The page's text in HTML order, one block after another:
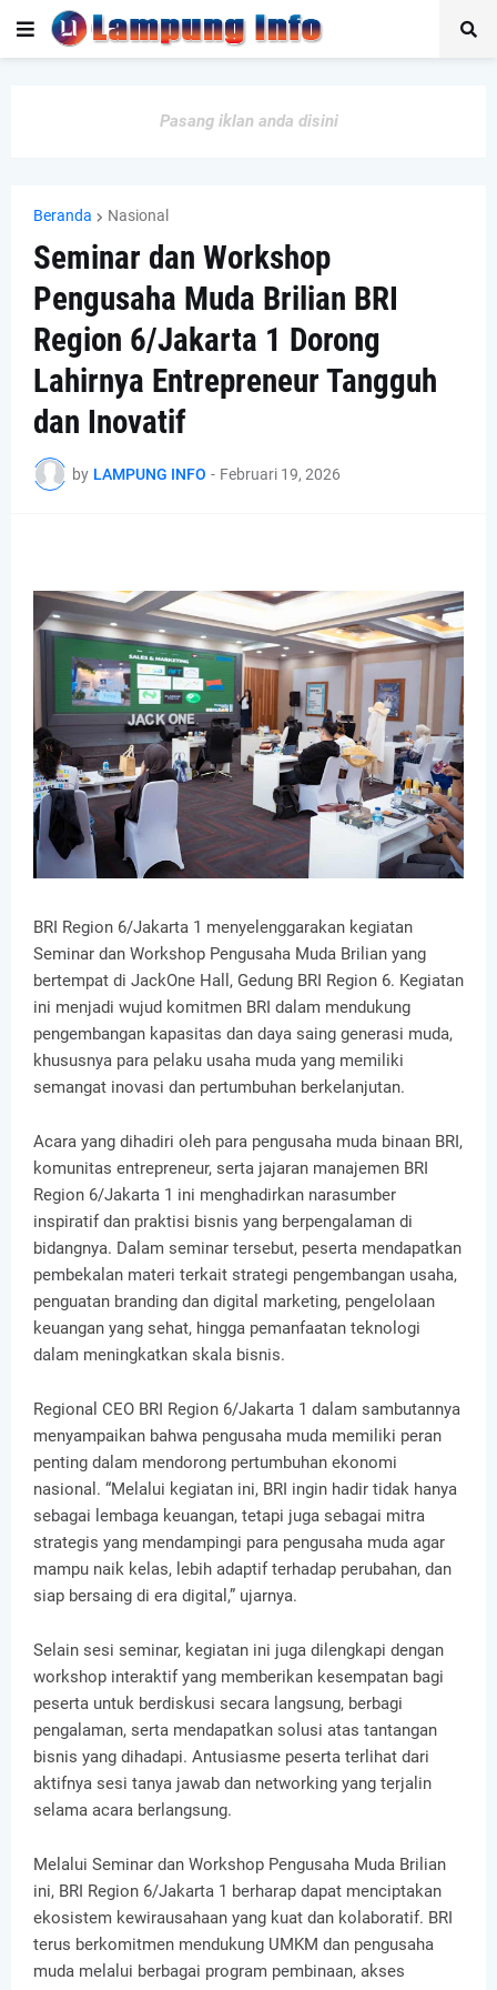
Pasang iklan anda disini
Beranda Nasional
Seminar dan Workshop
Pengusaha Muda Brilian BRI
Region 6/Jakarta 1 Dorong
Lahirnya Entrepreneur Tangguh
dan Inovatif
by LAMPUNG INFO - Februari 19, 2026
BRI Region 6/Jakarta 1 menyelenggarakan kegiatan
Seminar dan Workshop Pengusaha Muda Brilian yang
bertempat di JackOne Hall, Gedung BRI Region 6. Kegiatan
ini menjadi wujud komitmen BRI dalam mendukung
pengembangan kapasitas dan daya saing generasi muda,
khususnya para pelaku usaha muda yang memiliki
semangat inovasi dan pertumbuhan berkelanjutan.
Acara yang dihadiri oleh para pengusaha muda binaan BRI,
komunitas entrepreneur, serta jajaran manajemen BRI
Region 6/Jakarta 1 ini menghadirkan narasumber
inspiratif dan praktisi bisnis yang berpengalaman di
bidangnya. Dalam seminar tersebut, peserta mendapatkan
pembekalan materi terkait strategi pengembangan usaha,
penguatan branding dan digital marketing, pengelolaan
keuangan yang sehat, hingga pemanfaatan teknologi
dalam meningkatkan skala bisnis.
Regional CEO BRI Region 6/Jakarta 1 dalam sambutannya
menyampaikan bahwa pengusaha muda memiliki peran
penting dalam mendorong pertumbuhan ekonomi
nasional. “Melalui kegiatan ini, BRI ingin hadir tidak hanya
sebagai lembaga keuangan, tetapi juga sebagai mitra
strategis yang mendampingi para pengusaha muda agar
mampu naik kelas, lebih adaptif terhadap perubahan, dan
siap bersaing di era digital,” ujarnya.
Selain sesi seminar, kegiatan ini juga dilengkapi dengan
workshop interaktif yang memberikan kesempatan bagi
peserta untuk berdiskusi secara langsung, berbagi
pengalaman, serta mendapatkan solusi atas tantangan
bisnis yang dihadapi. Antusiasme peserta terlihat dari
aktifnya sesi tanya jawab dan networking yang terjalin
selama acara berlangsung.
Melalui Seminar dan Workshop Pengusaha Muda Brilian
ini, BRI Region 6/Jakarta 1 berharap dapat menciptakan
ekosistem kewirausahaan yang kuat dan kolaboratif. BRI
terus berkomitmen mendukung UMKM dan pengusaha
muda melalui berbagai program pembinaan, akses